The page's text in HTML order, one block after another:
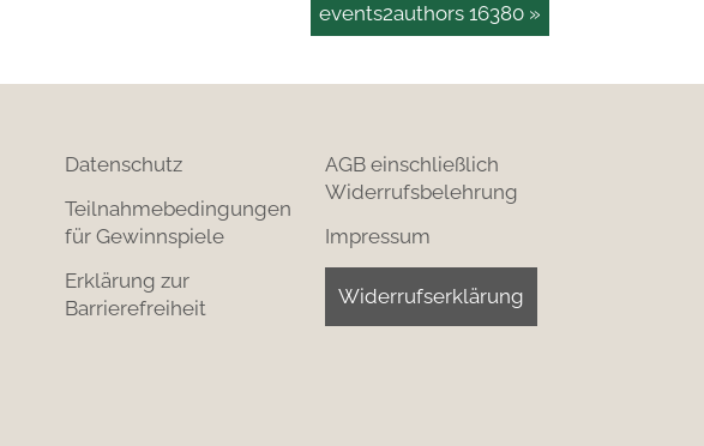
events2authors 16380 »
Datenschutz
Teilnahmebedingungen
für Gewinnspiele
Erklärung zur
Barrierefreiheit
AGB einschließlich
Widerrufsbelehrung
Impressum
Widerrufserklärung